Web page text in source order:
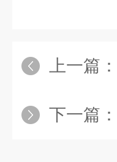
上一篇：
下一篇：